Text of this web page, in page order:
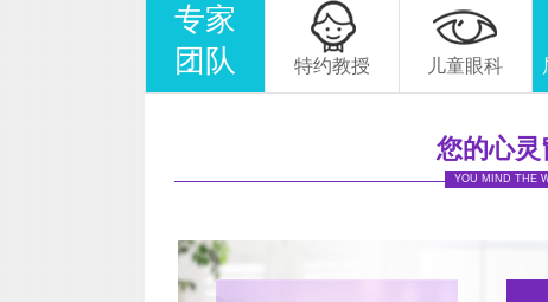
专家
团队
特约教授 儿童眼科
您的心
YOU MIND THE